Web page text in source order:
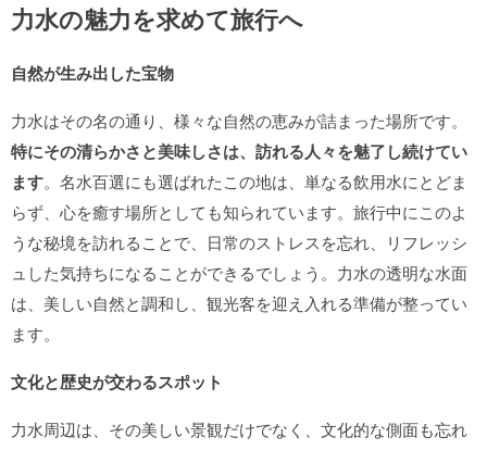
力水の魅力を求めて旅行へ
自然が生み出した宝物
力水はその名の通り、様々な自然の恵みが詰まった場所です。
特にその清らかさと美味しさは、訪れる人々を魅了し続けてい
ます。名水百選にも選ばれたこの地は、単なる飲用水にとどま
らず、心を癒す場所としても知られています。旅行中にこのよ
うな秘境を訪れることで、日常のストレスを忘れ、リフレッシ
ュした気持ちになることができるでしょう。力水の透明な水面
は、美しい自然と調和し、観光客を迎え入れる準備が整ってい
ます。
文化と歴史が交わるスポット
力水周辺は、その美しい景観だけでなく、文化的な側面も忘れ